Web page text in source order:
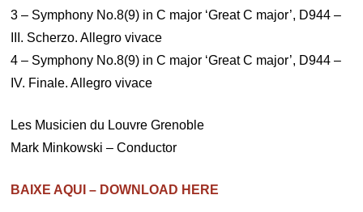
3 – Symphony No.8(9) in C major ‘Great C major’, D944 –
III. Scherzo. Allegro vivace
4 – Symphony No.8(9) in C major ‘Great C major’, D944 –
IV. Finale. Allegro vivace
Les Musicien du Louvre Grenoble
Mark Minkowski – Conductor
BAIXE AQUI – DOWNLOAD HERE